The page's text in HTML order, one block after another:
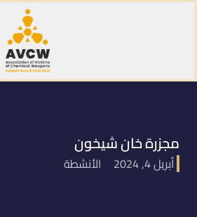
مجزرة خان شيخون
أبريل 4, 2024 الأنشطة